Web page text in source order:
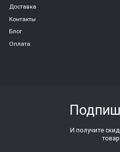
Доставка
Контакты
Блог
Оплата
И получите